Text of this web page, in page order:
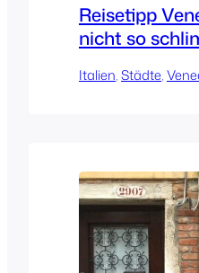
Reisetipp
nicht so
Italien, Städte,